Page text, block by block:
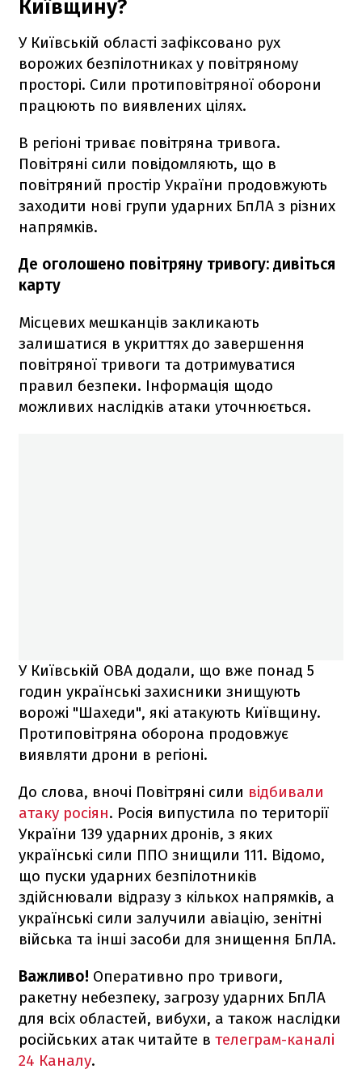
Київщину?
У Київській області зафіксовано рух
ворожих безпілотниках у повітряному
просторі. Сили протиповітряної оборони
працюють по виявлених цілях.
В регіоні триває повітряна тривога.
Повітряні сили повідомляють, що в
повітряний простір України продовжують
заходити нові групи ударних БпЛА з різних
напрямків.
Де оголошено повітряну тривогу: дивіться
карту
Місцевих мешканців закликають
залишатися в укриттях до завершення
повітряної тривоги та дотримуватися
правил безпеки. Інформація щодо
можливих наслідків атаки уточнюється.
У Київській ОВА додали, що вже понад 5
годин українські захисники знищують
ворожі "Шахеди", які атакують Київщину.
Протиповітряна оборона продовжує
виявляти дрони в регіоні.
До слова, вночі Повітряні сили відбивали
атаку росіян. Росія випустила по території
України 139 ударних дронів, з яких
українські сили ППО знищили 111. Відомо,
що пуски ударних безпілотників
здійснювали відразу з кількох напрямків, а
українські сили залучили авіацію, зенітні
війська та інші засоби для знищення БпЛА.
Важливо! Оперативно про тривоги,
ракетну небезпеку, загрозу ударних БпЛА
для всіх областей, вибухи, а також наслідки
російських атак читайте в телеграм-каналі
24 Каналу.